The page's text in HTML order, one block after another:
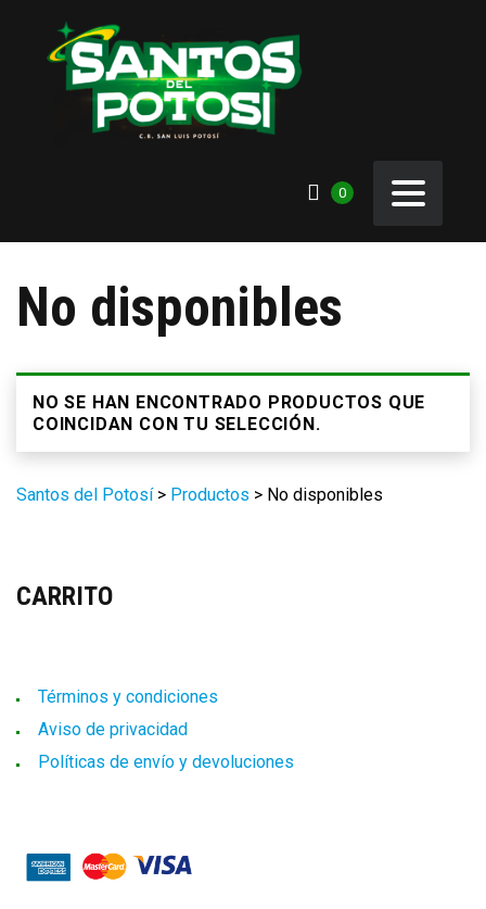
0
No disponibles
NO SE HAN ENCONTRADO PRODUCTOS QUE
COINCIDAN CON TU SELECCIÓN.
Santos del Potosí> Productos > No disponibles
CARRITO
Términos y condiciones
Aviso de privacidad
Políticas de envío y devoluciones